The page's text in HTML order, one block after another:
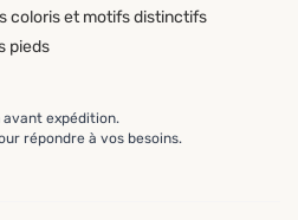
coloris et motifs distinctifs
pieds
expédition.
répondre à vos besoins.